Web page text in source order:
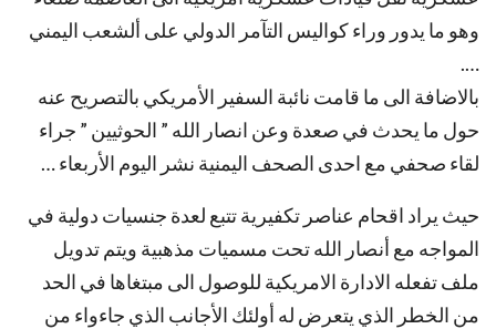
وهو ما يدور وراء كواليس التآمر الدولي على ألشعب اليمني
….
بالاضافة الى ما قامت نائبة السفير الأمريكي بالتصريح عنه
حول ما يحدث في صعدة وعن انصار الله ” الحوثيين ” جراء
لقاء صحفي مع احدى الصحف اليمنية نشر اليوم الأربعاء …
حيث يراد اقحام عناصر تكفيرية تتبع لعدة جنسيات دولية في
المواجه مع أنصار الله تحت مسميات مذهبية ويتم تدويل
ملف تفعله الادارة الامريكية للوصول الى مبتغاها في الحد
من الخطر الذي يتعرض له أولئك الأجانب الذي جاءواء من